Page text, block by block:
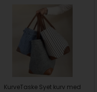
KurveTaske Syet kurv med